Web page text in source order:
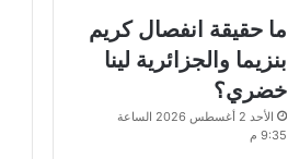
ما حقيقة انفصال كريم
بنزيما والجزائرية لينا
خضري؟
الأحد 2 أغسطس 2026 الساعة
9:35 م